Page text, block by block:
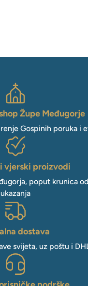
Župe Međugorje
Gospinih poruka i
vjerski proizvodi
poput krunica
ukazanja
dostava
svijeta, uz poštu i